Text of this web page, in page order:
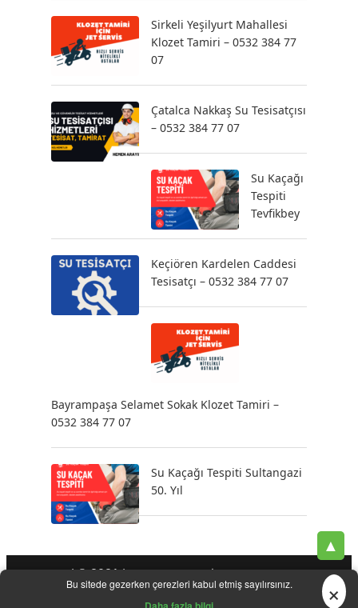
Sirkeli Yeşilyurt Mahallesi
Klozet Tamiri – 0532 384 77
07
Çatalca Nakkaş Su Tesisatçısı
– 0532 384 77 07
Su Kaçağı
Tespiti
Tevfikbey
Keçiören Kardelen Caddesi
Tesisatçı – 0532 384 77 07
Bayrampaşa Selamet Sokak Klozet Tamiri –
0532 384 77 07
Su Kaçağı Tespiti Sultangazi
50. Yıl
Bu sitede gezerken çerezleri kabul etmiş sayılırsınız. ×
▲
| © 2021 |- - - Klozet
Su Kaçak Tespiti-Su Tesisatçı-Su Tesisat Hizmetleri-
Tıkanıklık Açma-Yeni Tesisat Hizmetleri